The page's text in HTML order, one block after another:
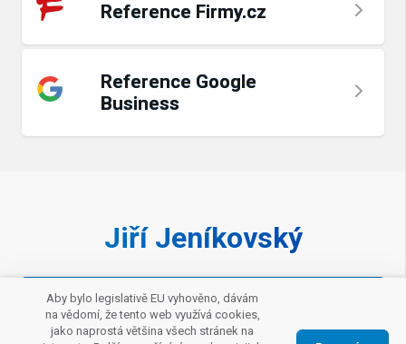
Reference Firmy.cz
Reference Google
Business
Jiří Jeníkovský
Zavolat makléři
Napište mi e-mail
Aby bylo legislativě EU vyhověno, dávám
na vědomí, že tento web využívá cookies,
jako naprostá většina všech stránek na